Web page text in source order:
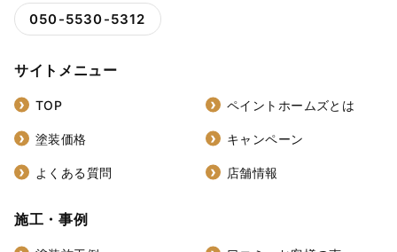
050-5530-5312
サイトメニュー
TOP ペイントホームズとは
塗装価格 キャンペーン
よくある質問 店舗情報
施工・事例